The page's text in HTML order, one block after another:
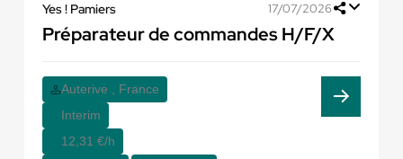
Yes ! Pamiers 17/07/2026
Préparateur de commandes H/F/X
Auterive , France
Interim
12,31 €/h